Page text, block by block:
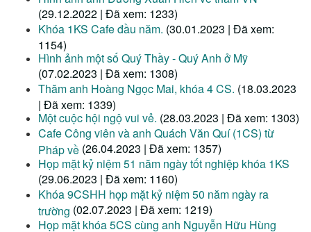
(29.12.2022 | Đã xem: 1233)
Khóa 1KS Cafe đầu năm. (30.01.2023 | Đã xem:
1154)
Hình ảnh một số Quý Thầy - Quý Anh ở Mỹ
(07.02.2023 | Đã xem: 1308)
Thăm anh Hoàng Ngọc Mai, khóa 4 CS. (18.03.2023
| Đã xem: 1339)
Một cuộc hội ngộ vui vẻ. (28.03.2023 | Đã xem: 1303)
Cafe Công viên và anh Quách Văn Quí (1CS) từ
Pháp về (26.04.2023 | Đã xem: 1357)
Họp mặt kỷ niệm 51 năm ngày tốt nghiệp khóa 1KS
(29.06.2023 | Đã xem: 1160)
Khóa 9CSHH họp mặt kỷ niệm 50 năm ngày ra
trường (02.07.2023 | Đã xem: 1219)
Họp mặt khóa 5CS cùng anh Nguyễn Hữu Hùng